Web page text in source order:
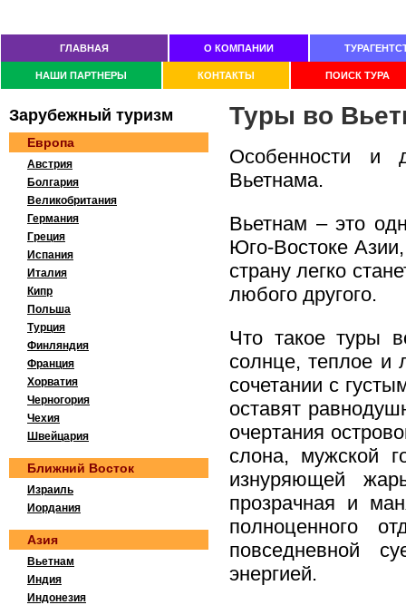
ГЛАВНАЯ О КОМПАНИИ
НАШИ ПАРТНЕРЫ КОНТАКТЫ ПОИСК ТУРА
Туры во
Особенности и
Вьетнама.
Вьетнам – это
Юго-Востоке
страну легко
любого другого.
Что такое туры
солнце, теплое и
сочетании с
оставят
очертания
слона, мужской
изнуряющей
прозрачная и
полноценного
повседневной
энергией.
Зaрубeжный тypизм
Европа
Австрия
Болгария
Великобритания
Германия
Греция
Испания
Италия
Кипр
Польша
Турция
Финляндия
Франция
Хорватия
Черногория
Чехия
Швейцария
Ближний Восток
Израиль
Иордания
Азия
Вьетнам
Индия
Индонезия